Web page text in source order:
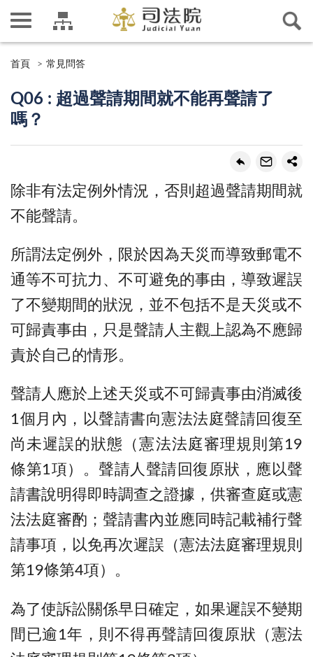
首頁 常見問答
Q06 : 超過聲請期間就不能再聲請了
嗎？
除非有法定例外情況，否則超過聲請期間就
不能聲請。
所謂法定例外，限於因為天災而導致郵電不
通等不可抗力、不可避免的事由，導致遲誤
了不變期間的狀況，並不包括不是天災或不
可歸責事由，只是聲請人主觀上認為不應歸
責於自己的情形。
聲請人應於上述天災或不可歸責事由消滅後
1個月內，以聲請書向憲法法庭聲請回復至
尚未遲誤的狀態（憲法法庭審理規則第19
條第1項）。聲請人聲請回復原狀，應以聲
請書說明得即時調查之證據，供審查庭或憲
法法庭審酌；聲請書內並應同時記載補行聲
請事項，以免再次遲誤（憲法法庭審理規則
第19條第4項）。
為了使訴訟關係早日確定，如果遲誤不變期
間已逾1年，則不得再聲請回復原狀（憲法